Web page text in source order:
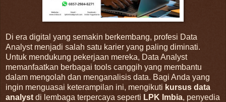
Di era digital yang semakin berkembang, profesi Data
Analyst menjadi salah satu karier yang paling diminati.
Untuk mendukung pekerjaan mereka, Data Analyst
memanfaatkan berbagai tools canggih yang membantu
dalam mengolah dan menganalisis data. Bagi Anda yang
ingin menguasai keterampilan ini, mengikuti kursus data
analyst di lembaga terpercaya seperti LPK Imbia, penyedia